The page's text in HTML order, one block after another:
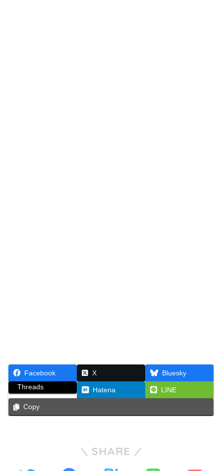
Facebook X
Bluesky
Threads
Hatena LINE
Copy
SHARE